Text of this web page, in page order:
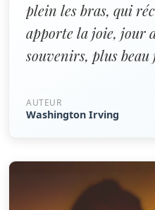
plein les bras, qui
apporte la joie, jour
souvenirs, plus
AUTEUR
Washington Irving